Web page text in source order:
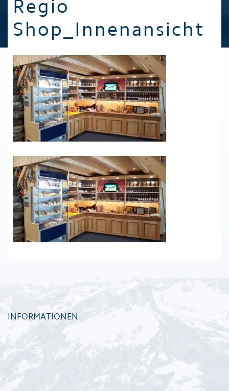
Regio
Shop_Innenansicht
INFORMATIONEN